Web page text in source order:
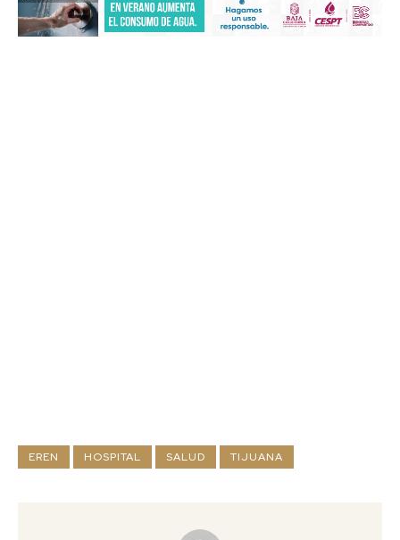
EREN HOSPITAL SALUD TIJUANA